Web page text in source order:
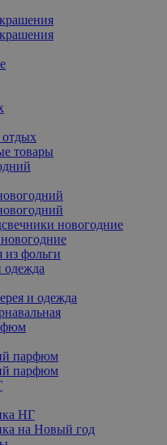
товары
новогодние
фольги
одежда
и одежда
парфюм
парфюм
НГ
на Новый год